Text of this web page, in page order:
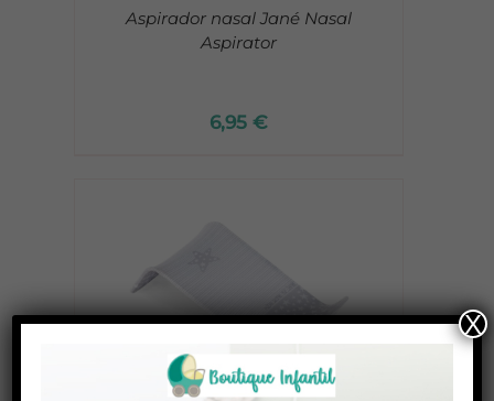
Aspirador nasal Jané Nasal
Aspirator
6,95 €
X